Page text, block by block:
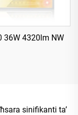
36W 4320lm NW
sinifikanti ta’